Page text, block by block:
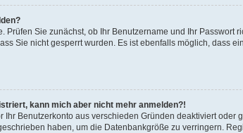
Prüfen Sie zunächst, ob Ihr Benutzername und Ihr
Sie nicht gesperrt wurden. Es ist ebenfalls möglich, dass
kann mich aber nicht mehr anmelden?!
Ihr Benutzerkonto aus verschieden Gründen deaktiviert
haben, um die Datenbankgröße zu verringern.